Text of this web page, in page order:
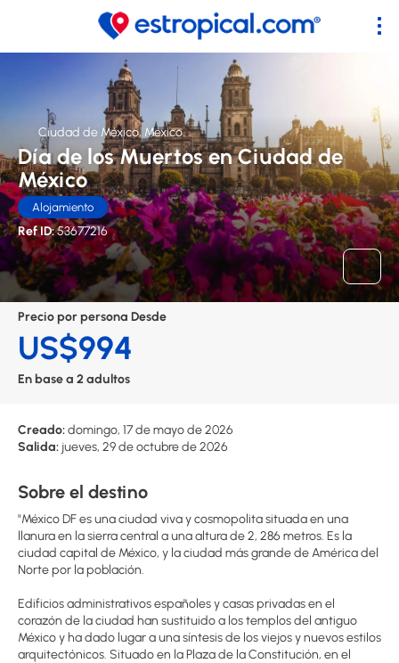
Ciudad de México, México
Día de los Muertos en Ciudad de
México
Alojamiento
Ref ID:53677216
Precio por persona Desde
US$994
En base a 2 adultos
Creado:domingo, 17 de mayo de 2026
Salida: jueves, 29 de octubre de 2026
Sobre el destino
"México DF es una ciudad viva y cosmopolita situada en una
llanura en la sierra central a una altura de 2, 286 metros. Es la
ciudad capital de México, y la ciudad más grande de América del
Norte por la población.
Edificios administrativos españoles y casas privadas en el
corazón de la ciudad han sustituido a los templos del antiguo
México y ha dado lugar a una síntesis de los viejos y nuevos estilos
arquitectónicos. Situado en la Plaza de la Constitución, en el